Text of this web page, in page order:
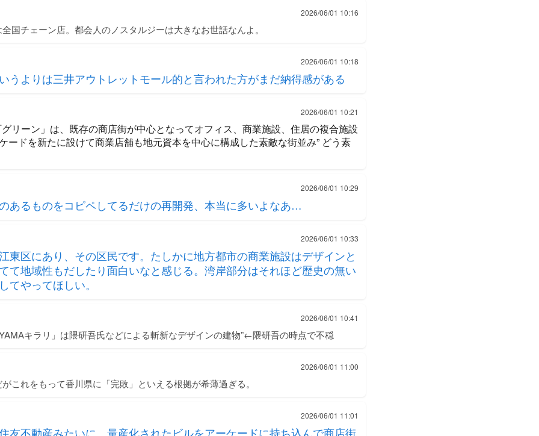
2026/06/01 10:16
国チェーン店。都会人のノスタルジーは大きなお世話なんよ。
2026/06/01 10:18
うよりは三井アウトレットモール的と言われた方がまだ納得感がある
2026/06/01 10:21
リーン」は、既存の商店街が中心となってオフィス、商業施設、住居の複合施設
ードを新たに設けて商業店舗も地元資本を中心に構成した素敵な街並み” どう素
2026/06/01 10:29
あるものをコピペしてるだけの再開発、本当に多いよなあ…
2026/06/01 10:33
東区にあり、その区民です。たしかに地方都市の商業施設はデザインと
て地域性もだしたり面白いなと感じる。湾岸部分はそれほど歴史の無い
てやってほしい。
2026/06/01 10:41
キラリ」は隈研吾氏などによる斬新なデザインの建物”←隈研吾の時点で不穏
2026/06/01 11:00
これをもって香川県に「完敗」といえる根拠が希薄過ぎる。
2026/06/01 11:01
友不動産みたいに、量産化されたビルをアーケードに持ち込んで商店街